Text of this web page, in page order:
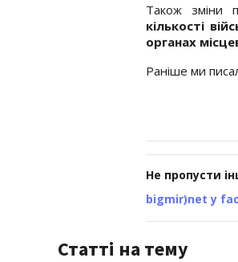
Також зміни п
кількості
органах
Раніше ми
Не пропусти
bigmir)net у
Статті на тему